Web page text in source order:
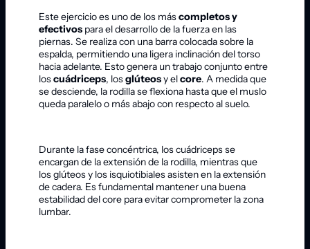
Este ejercicio es uno de los máscompletos y
efectivos para el desarrollo de la fuerza en las
piernas. Se realiza con una barra colocada sobre la
espalda, permitiendo una ligera inclinación del torso
hacia adelante. Esto genera un trabajo conjunto entre
loscuádriceps, losglúteosy elcore. A medida que
se desciende, la rodilla se flexiona hasta que el muslo
queda paralelo o más abajo con respecto al suelo.
Durante la fase concéntrica, los cuádriceps se
encargan de la extensión de la rodilla, mientras que
los glúteos y los isquiotibiales asisten en la extensión
de cadera. Es fundamental mantener una buena
estabilidad del core para evitar comprometer la zona
lumbar.